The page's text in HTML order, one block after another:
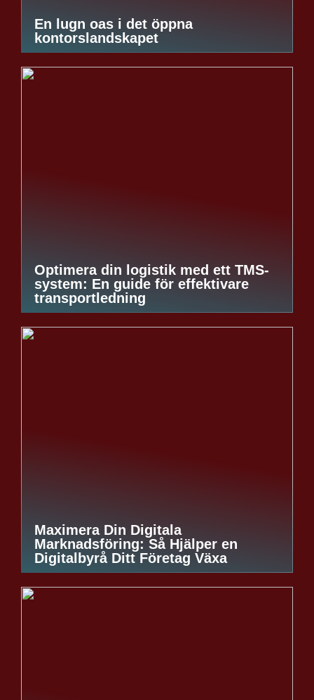
En lugn oas i det öppna
kontorslandskapet
Optimera din logistik med ett TMS-
system: En guide för effektivare
transportledning
Maximera Din Digitala
Marknadsföring: Så Hjälper en
Digitalbyrå Ditt Företag Växa